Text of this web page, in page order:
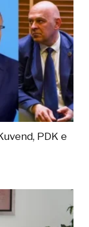
PDK e